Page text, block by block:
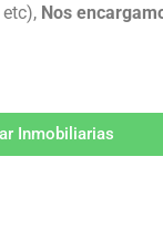
Nos
Inmobiliarias